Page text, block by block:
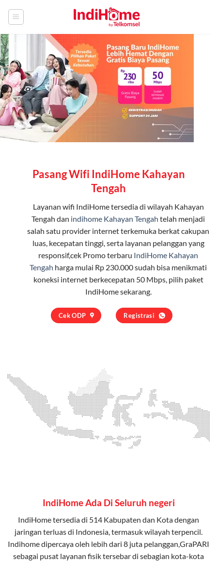
Pasang Wifi IndiHome Kahayan
Tengah
Layanan wifi IndiHometersedia di wilayah Kahayan
Tengah dan indihome Kahayan Tengah telah menjadi
salah satu provider internet terkemuka berkat cakupan
luas, kecepatan tinggi, serta layanan pelanggan yang
responsif,cek Promo terbaru IndiHome Kahayan
Tengah harga mulai Rp 230.000 sudah bisa menikmati
koneksi internet berkecepatan 50 Mbps, pilih paket
IndiHomesekarang.
Cek ODP Registrasi
IndiHome Ada Di Seluruh negeri
IndiHome tersedia di 514 Kabupaten dan Kota dengan
jaringan terluas di Indonesia, termasuk wilayah terpencil.
Indihome dipercaya oleh lebih dari 8 juta pelanggan,GraPARI
sebagai pusat layanan fisik tersebar di sebagian kota-kota